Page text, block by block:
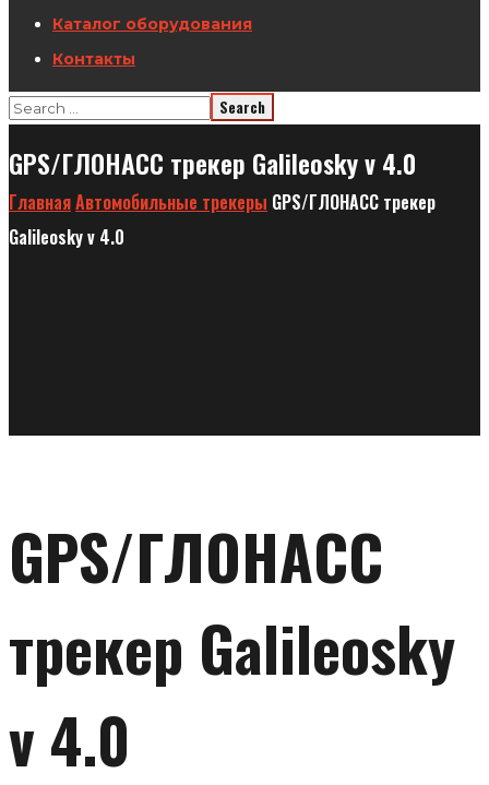
Каталог оборудования
Контакты
GPS/ГЛОНАСС трекер Galileosky v 4.0
ГлавнаяАвтомобильные трекеры GPS/ГЛОНАСС трекер
Galileosky v 4.0
GPS/ГЛОНАСС
трекер Galileosky
v 4.0